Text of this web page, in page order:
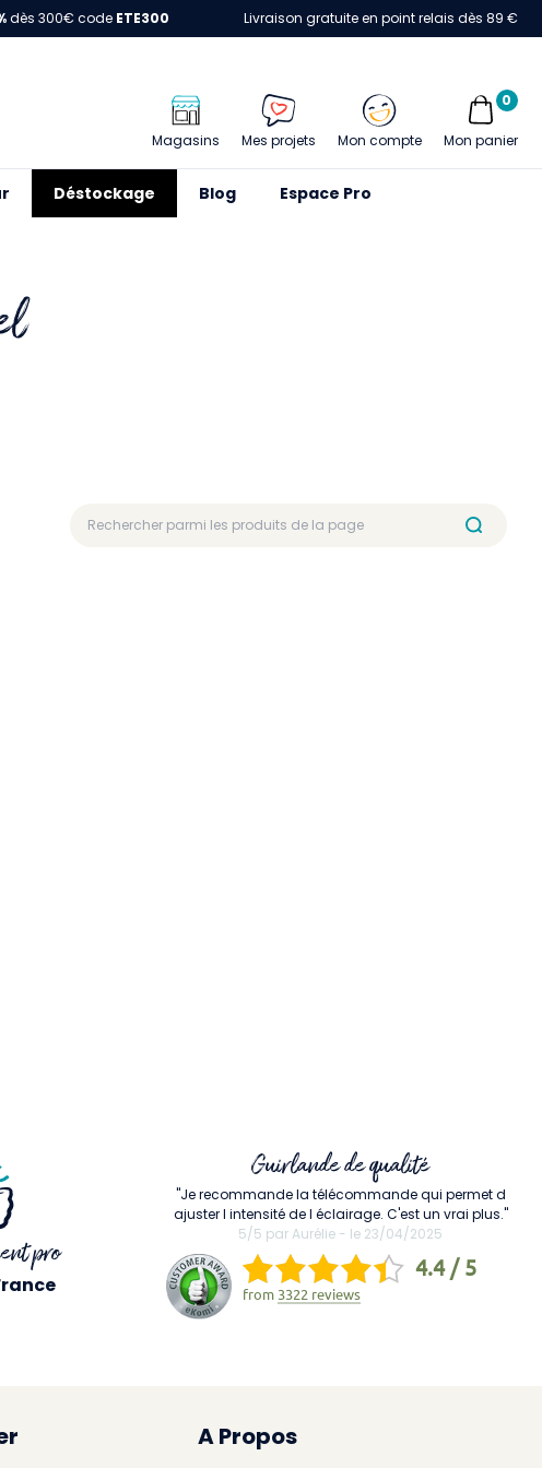
dès 300€ code ETE300 Livraison gratuite en point relais dès 89 €
Magasins Mes projets Mon compte Mon panier
0
Déstockage Blog Espace Pro
pro
Guirlande de qualité
"Je recommande la télécommande qui permet d
ajuster l intensité de l éclairage. C'est un vrai plus."
5/5 par Aurélie - le 23/04/2025
4.4 / 5
from 3322 reviews
A Propos